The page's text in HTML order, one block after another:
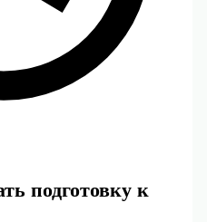
подготовку к